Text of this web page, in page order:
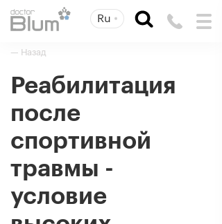
Ru
— Назад
Реабилитация
после
спортивной
травмы -
условие